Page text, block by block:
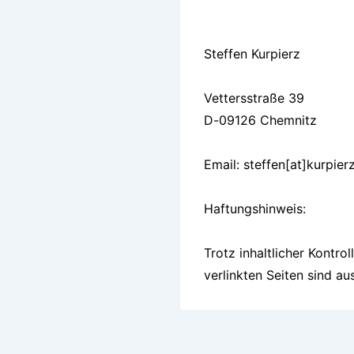
Steffen Kurpierz
Vettersstraße 39
D-09126 Chemnitz
Email:
Haftungshinweis:
Trotz inhaltlicher
verlinkten Seiten sind